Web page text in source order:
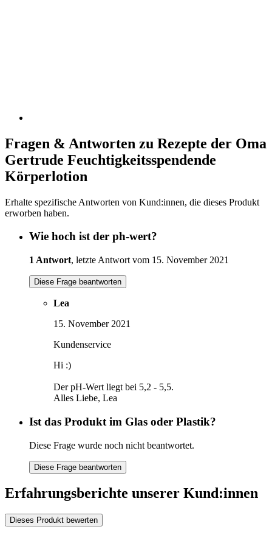
Fragen & Antworten zu Rezepte der Oma
Gertrude Feuchtigkeitsspendende
Körperlotion
Erhalte spezifische Antworten von Kund:innen, die dieses Produkt
erworben haben.
Wie hoch ist der ph-wert?
1 Antwort, letzte Antwort vom 15. November 2021
Diese Frage beantworten
Lea
15. November 2021
Kundenservice
Hi :)
Der pH-Wert liegt bei 5,2 - 5,5.
Alles Liebe, Lea
Ist das Produkt im Glas oder Plastik?
Diese Frage wurde noch nicht beantwortet.
Diese Frage beantworten
Erfahrungsberichte unserer Kund:innen
Dieses Produkt bewerten